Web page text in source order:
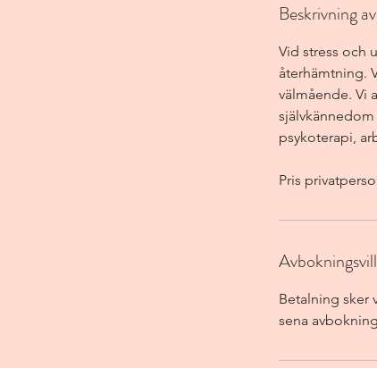
Beskrivning
Vid stress och
återhämtning.
välmående. Vi
psykoterapi,
Pris
Betalning sker
sena